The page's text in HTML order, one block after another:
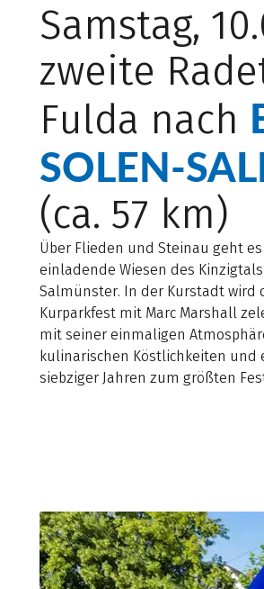
Samstag,
zweite
Fulda nach
SOLEN-
(ca. 57 km)
Über Flieden und Steinau geht
einladende Wiesen des
Salmünster. In der Kurstadt wird
Kurparkfest mit Marc Marshall
mit seiner einmaligen
kulinarischen Köstlichkeiten und
siebziger Jahren zum größten